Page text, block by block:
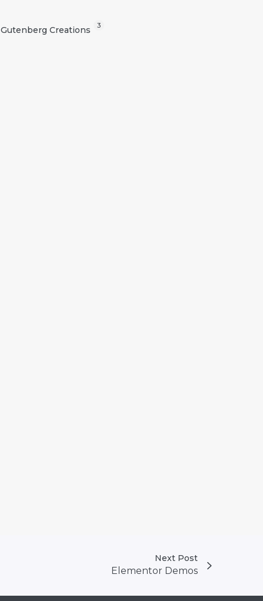
Gutenberg Creations 3
Next Post
Elementor Demos